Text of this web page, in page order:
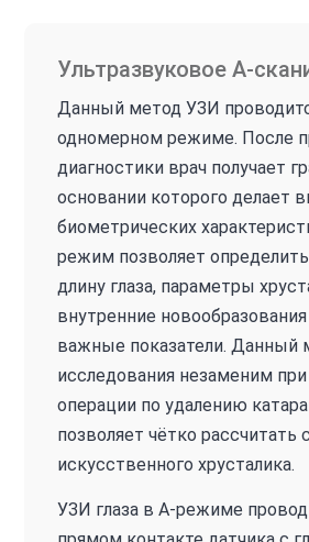
Ультразвуковое А-
Данный метод УЗИ
одномерном режиме. После
диагностики врач получает
основании которого делает
биометрических
режим позволяет
длину глаза, параметры
внутренние
важные показатели. Данный
исследования незаменим
операции по удалению
позволяет чётко рассчитать
искусственного хрусталика.
УЗИ глаза в А-режиме